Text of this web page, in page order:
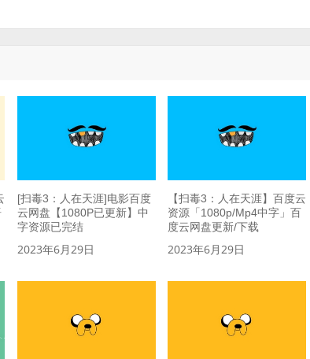
[扫毒3：人在天涯]电影百度
云网盘【1080P已更新】中
字资源已完结
2023年6月29日
【扫毒3：人在天涯】百度云
资源「1080p/Mp4中字」百
度云网盘更新/下载
2023年6月29日